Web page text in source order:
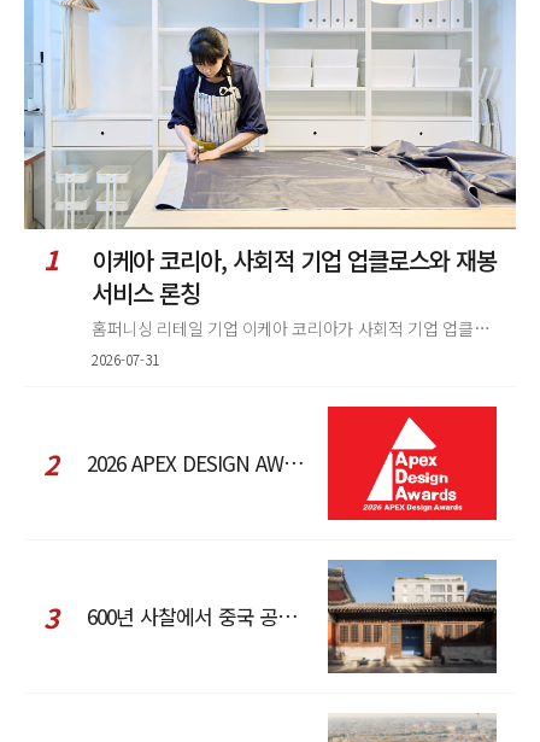
1
이케아 코리아, 사회적 기업 업클로스와 재봉
서비스 론칭
홈퍼니싱 리테일 기업 이케아 코리아가 사회적 기업 업클로스(Upcloth)와 협력해 재봉 서비스를 선보인다. 이번 협업은 이케
2026-07-31
2 2026 APEX DESIGN AWARDS
3 600년 사찰에서 중국 공예와 현대 패션을 직조한 ZARA x Fanglu Lin Pop-Up